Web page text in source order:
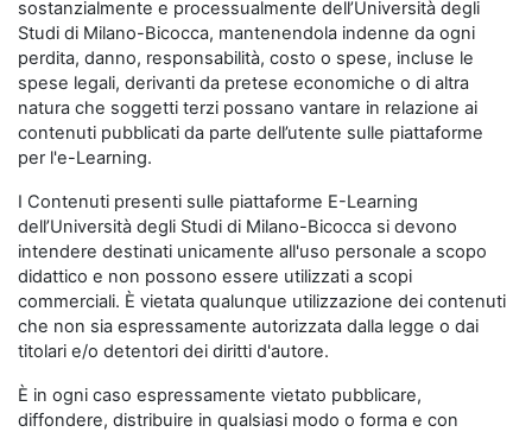
sostanzialmente e processualmente dell’Università degli
Studi di Milano-Bicocca, mantenendola indenne da ogni
perdita, danno, responsabilità, costo o spese, incluse le
spese legali, derivanti da pretese economiche o di altra
natura che soggetti terzi possano vantare in relazione ai
contenuti pubblicati da parte dell’utente sulle piattaforme
per l'e-Learning.
I Contenuti presenti sulle piattaforme E-Learning
dell’Università degli Studi di Milano-Bicocca si devono
intendere destinati unicamente all'uso personale a scopo
didattico e non possono essere utilizzati a scopi
commerciali. È vietata qualunque utilizzazione dei contenuti
che non sia espressamente autorizzata dalla legge o dai
titolari e/o detentori dei diritti d'autore.
È in ogni caso espressamente vietato pubblicare,
diffondere, distribuire in qualsiasi modo o forma e con